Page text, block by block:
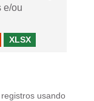
e/ou
XLSX
usando